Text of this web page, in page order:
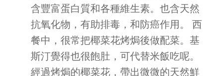
含豐富蛋白質和各種維生素。也含天然
抗氧化物，有助排毒，和防癌作用。 西
餐中，很常把椰菜花烤焗後做配菜。基
斯汀覺得也很飽肚，可代替米飯吃呢。
經過烤焗的椰菜花，帶出微微的天然鮮